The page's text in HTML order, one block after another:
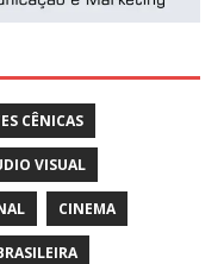
CÊNICAS
VISUAL
CINEMA